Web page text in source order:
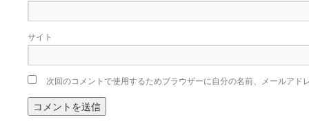
サイト
次回のコメントで使用するためブラウザーに自分の名前、メールアド